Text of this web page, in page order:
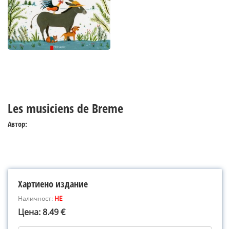
Les musiciens de Breme
Автор:
Хартиено издание
Наличност: НЕ
Цена: 8.49 €